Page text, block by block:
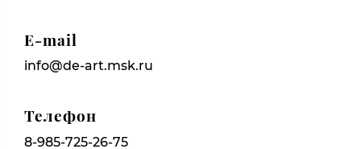
E-mail
info@de-art.msk.ru
Телефон
8-985-725-26-75